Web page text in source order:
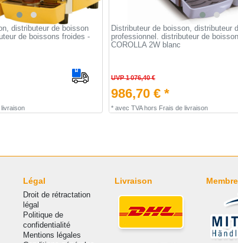
distributeur de boisson
de boissons froides -
Distributeur de boisson, distributeur
professionnel. distributeur de
COROLLA 2W blanc
UVP 1 076,40 €
986,70 € *
* avec TVAhors Frais de livraison
Légal
Droit de rétractation
légal
Politique de
confidentialité
Mentions légales
Livraison